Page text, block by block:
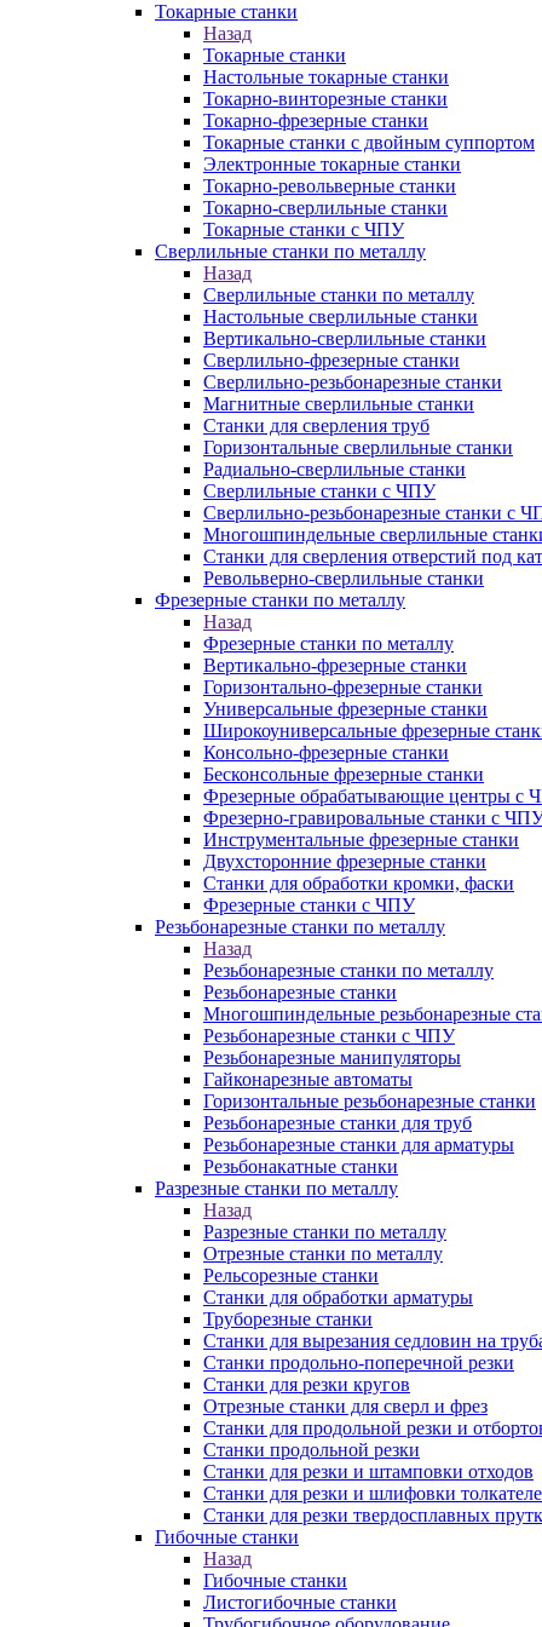
Токарные станки
Назад
Токарные станки
Настольные токарные станки
Токарно-винторезные станки
Токарно-фрезерные станки
Токарные станки с двойным суппортом
Электронные токарные станки
Токарно-револьверные станки
Токарно-сверлильные станки
Токарные станки с ЧПУ
Сверлильные станки по металлу
Назад
Сверлильные станки по металлу
Настольные сверлильные станки
Вертикально-сверлильные станки
Сверлильно-фрезерные станки
Сверлильно-резьбонарезные станки
Магнитные сверлильные станки
Станки для сверления труб
Горизонтальные сверлильные станки
Радиально-сверлильные станки
Сверлильные станки с ЧПУ
Сверлильно-резьбонарезные станки с
Многошпиндельные сверлильные
Станки для сверления отверстий под
Револьверно-сверлильные станки
Фрезерные станки по металлу
Назад
Фрезерные станки по металлу
Вертикально-фрезерные станки
Горизонтально-фрезерные станки
Универсальные фрезерные станки
Широкоуниверсальные фрезерные
Консольно-фрезерные станки
Бесконсольные фрезерные станки
Фрезерные обрабатывающие центры с
Фрезерно-гравировальные станки с
Инструментальные фрезерные станки
Двухсторонние фрезерные станки
Станки для обработки кромки, фаски
Фрезерные станки с ЧПУ
Резьбонарезные станки по металлу
Назад
Резьбонарезные станки по металлу
Резьбонарезные станки
Многошпиндельные резьбонарезные
Резьбонарезные станки с ЧПУ
Резьбонарезные манипуляторы
Гайконарезные автоматы
Горизонтальные резьбонарезные станки
Резьбонарезные станки для труб
Резьбонарезные станки для арматуры
Резьбонакатные станки
Разрезные станки по металлу
Назад
Разрезные станки по металлу
Отрезные станки по металлу
Рельсорезные станки
Станки для обработки арматуры
Труборезные станки
Станки для вырезания седловин на
Станки продольно-поперечной резки
Станки для резки кругов
Отрезные станки для сверл и фрез
Станки для продольной резки и
Станки продольной резки
Станки для резки и штамповки отходов
Станки для резки и шлифовки
Станки для резки твердосплавных
Гибочные станки
Назад
Гибочные станки
Листогибочные станки